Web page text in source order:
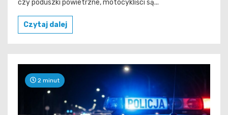
czy poduszki powietrzne, motocykliści są...
Czytaj dalej
2 minut